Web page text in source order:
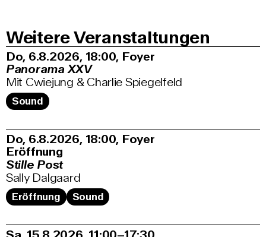
Weitere Veranstaltungen
Do, 6.8.2026 18:00, Foyer
Panorama XXV
Mit Cwiejung & Charlie Spiegelfeld
Sound
Do, 6.8.2026 18:00, Foyer
Eröffnung
Stille Post
Sally Dalgaard
Eröffnung Sound